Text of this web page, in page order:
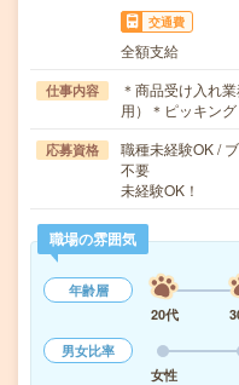
交通費
全額支給
仕事内容
＊商品受け入れ
用）＊ピッキン
応募資格
職種未経験OK /
不要
未経験OK！
職場の雰囲気
年齢層
20代
男女比率
女性